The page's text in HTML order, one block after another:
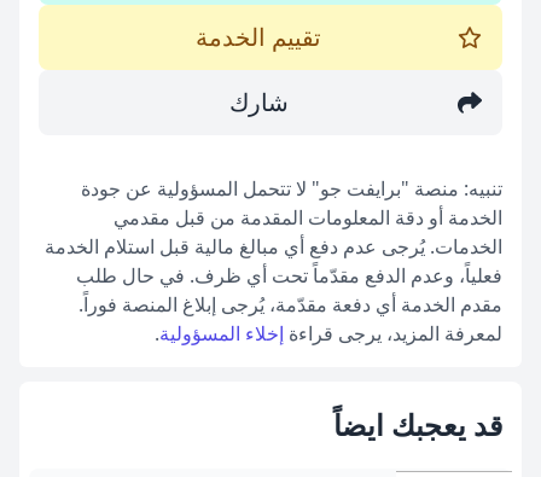
تقييم الخدمة
شارك
تنبيه: منصة "برايفت جو" لا تتحمل المسؤولية عن جودة
الخدمة أو دقة المعلومات المقدمة من قبل مقدمي
الخدمات. يُرجى عدم دفع أي مبالغ مالية قبل استلام الخدمة
فعلياً، وعدم الدفع مقدّماً تحت أي ظرف. في حال طلب
مقدم الخدمة أي دفعة مقدّمة، يُرجى إبلاغ المنصة فوراً.
لمعرفة المزيد، يرجى قراءة إخلاء المسؤولية.
قد يعجبك ايضاً